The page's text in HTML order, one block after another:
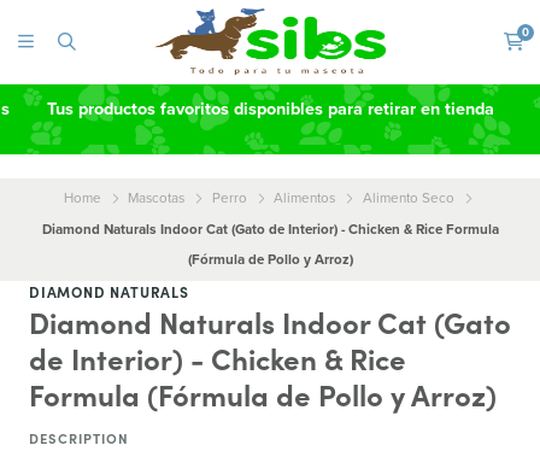
0
Tus productos favoritos disponibles para retirar en tienda
Home Mascotas Perro Alimentos
Alimento Seco
Diamond Naturals Indoor Cat (Gato de Interior) - Chicken & Rice Formula
(Fórmula de Pollo y Arroz)
DIAMOND NATURALS
Diamond Naturals Indoor Cat (Gato
de Interior) - Chicken & Rice
Formula (Fórmula de Pollo y Arroz)
DESCRIPTION